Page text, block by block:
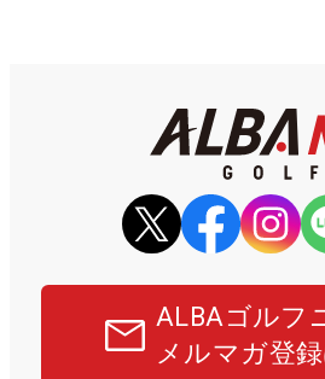
ALBAゴルフ
メルマガ登